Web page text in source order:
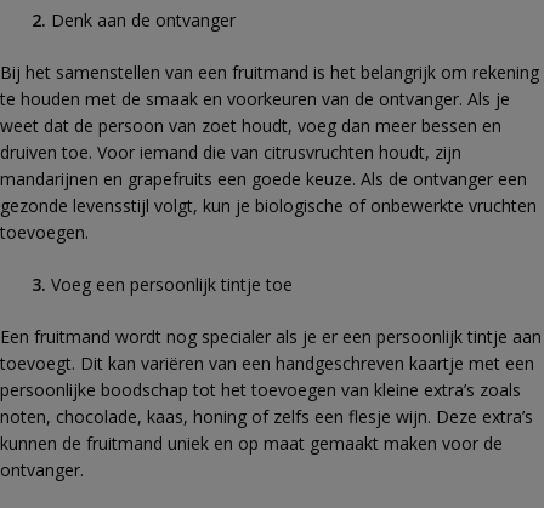
Denk aan de ontvanger
Bij het samenstellen van een fruitmand is het belangrijk om rekening
te houden met de smaak en voorkeuren van de ontvanger. Als je
weet dat de persoon van zoet houdt, voeg dan meer bessen en
druiven toe. Voor iemand die van citrusvruchten houdt, zijn
mandarijnen en grapefruits een goede keuze. Als de ontvanger een
gezonde levensstijl volgt, kun je biologische of onbewerkte vruchten
toevoegen.
Voeg een persoonlijk tintje toe
Een fruitmand wordt nog specialer als je er een persoonlijk tintje aan
toevoegt. Dit kan variëren van een handgeschreven kaartje met een
persoonlijke boodschap tot het toevoegen van kleine extra’s zoals
noten, chocolade, kaas, honing of zelfs een flesje wijn. Deze extra’s
kunnen de fruitmand uniek en op maat gemaakt maken voor de
ontvanger.